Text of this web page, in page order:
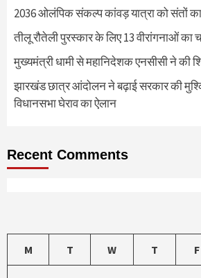
2036 ओलंपिक संकल्प कांवड़ यात्रा को संतों का
तीलू रौतेली पुरस्कार के लिए 13 वीरांगनाओं का
मुख्यमंत्री धामी से महानिदेशक एनसीसी ने की
झारखंड छात्र आंदोलन ने बढ़ाई सरकार की
विधानसभा घेराव का ऐलान
Recent Comments
M T W T F